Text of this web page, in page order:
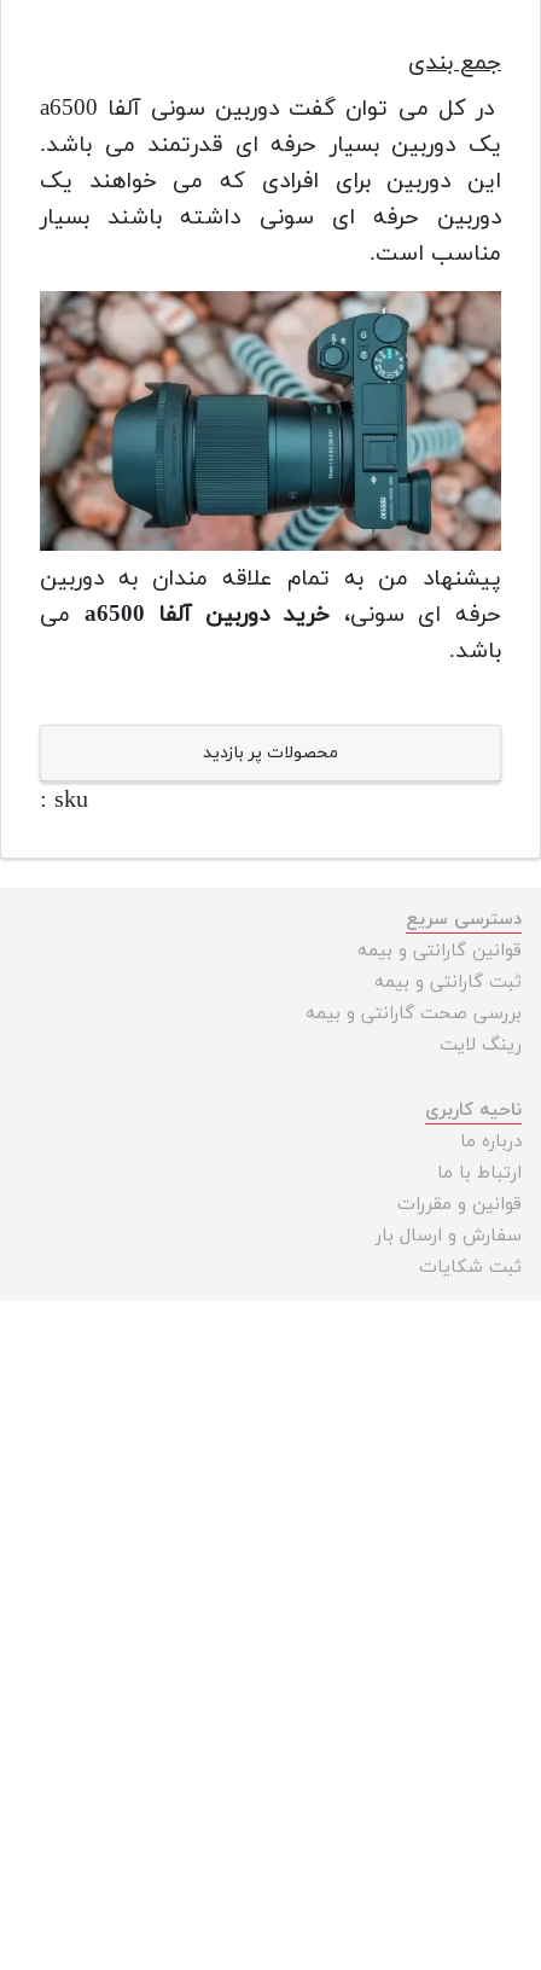
جمع بندی
در کل می توان گفت دوربین سونی آلفا a6500
یک دوربین بسیار حرفه ای قدرتمند می باشد.
این دوربین برای افرادی که می خواهند یک
دوربین حرفه ای سونی داشته باشند بسیار
مناسب است.
پیشنهاد من به تمام علاقه مندان به دوربین
حرفه ای سونی، خرید دوربین آلفا a6500
می
باشد.
محصولات پر بازدید
sku :
دسترسی سریع
قوانین گارانتی و بیمه
ثبت گارانتی و بیمه
بررسی صحت گارانتی و بیمه
رینگ لایت
ناحیه کاربری
درباره ما
ارتباط با ما
قوانین و مقررات
سفارش و ارسال بار
ثبت شکایات